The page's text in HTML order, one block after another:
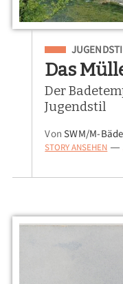
Eingeordnet
Das
Der
Jugendstil
VonSWM/M-
STORY ANSEHEN —